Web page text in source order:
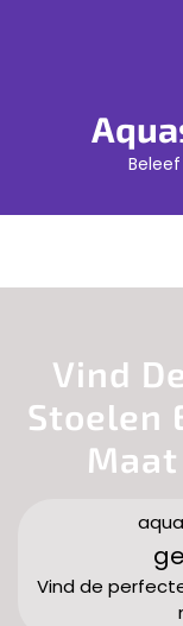
Vind
Stoelen
Vind de